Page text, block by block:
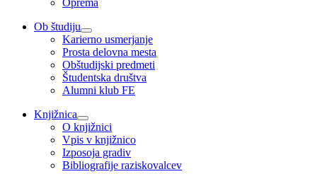
Ob študiju
Karierno usmerjanje
Prosta delovna mesta
Obštudijski predmeti
Študentska društva
Alumni klub FE
Knjižnica
O knjižnici
Vpis v knjižnico
Izposoja gradiv
Bibliografije raziskovalcev